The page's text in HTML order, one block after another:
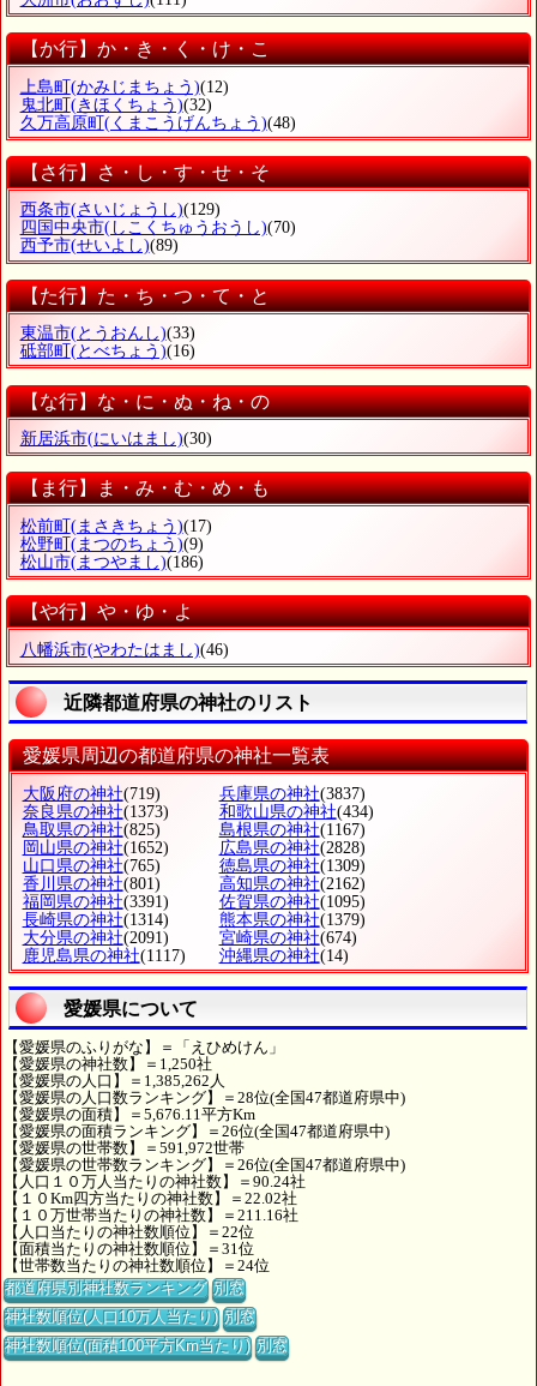
【か行】か・き・く・け・こ
上島町(かみじまちょう)(12)
鬼北町(きほくちょう)(32)
久万高原町(くまこうげんちょう)(48)
【さ行】さ・し・す・せ・そ
西条市(さいじょうし)(129)
四国中央市(しこくちゅうおうし)(70)
西予市(せいよし)(89)
【た行】た・ち・つ・て・と
東温市(とうおんし)(33)
砥部町 (とべちょう)(16)
【な行】な・に・ぬ・ね・の
新居浜市(にいはまし)(30)
【ま行】ま・み・む・め・も
松前町 (まさきちょう)(17)
松野町 (まつのちょう)(9)
松山市(まつやまし)(186)
【や行】や・ゆ・よ
八幡浜市(やわたはまし)(46)
近隣都道府県の神社のリスト
愛媛県周辺の都道府県の神社一覧表
大阪府の神社(719) 兵庫県の神社(3837)
奈良県の神社(1373) 和歌山県の神社(434)
鳥取県の神社(825) 島根県の神社(1167)
岡山県の神社(1652) 広島県の神社(2828)
山口県の神社(765) 徳島県の神社(1309)
香川県の神社(801) 高知県の神社(2162)
福岡県の神社(3391) 佐賀県の神社(1095)
長崎県の神社(1314) 熊本県の神社(1379)
大分県の神社(2091) 宮崎県の神社(674)
鹿児島県の神社(1117) 沖縄県の神社(14)
愛媛県について
【愛媛県のふりがな】＝「えひめけん」
【愛媛県の神社数】＝1,250社
【愛媛県の人口】＝1,385,262人
【愛媛県の人口数ランキング】＝28位(全国47都道府県中)
【愛媛県の面積】＝5,676.11平方Km
【愛媛県の面積ランキング】＝26位(全国47都道府県中)
【愛媛県の世帯数】＝591,972世帯
【愛媛県の世帯数ランキング】＝26位(全国47都道府県中)
【人口１０万人当たりの神社数】＝90.24社
【１０Km四方当たりの神社数】＝22.02社
【１０万世帯当たりの神社数】＝211.16社
【人口当たりの神社数順位】＝22位
【面積当たりの神社数順位】＝31位
【世帯数当たりの神社数順位】＝24位
都道府県別神社数ランキング 別窓
神社数順位(人口10万人当たり) 別窓
神社数順位(面積100平方Km当たり) 別窓